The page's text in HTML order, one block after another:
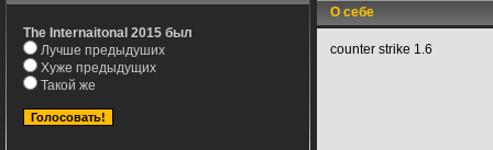
The Internaitonal 2015 был
Лучше предыдуших
Хуже предыдущих
Такой же
О себе
counter strike 1.6